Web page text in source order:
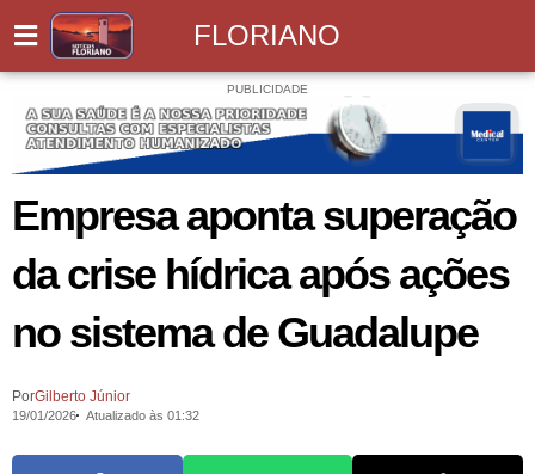
FLORIANO
PUBLICIDADE
Empresa aponta superação
da crise hídrica após ações
no sistema de Guadalupe
PorGilberto Júnior
19/01/2026 Atualizado às 01:32